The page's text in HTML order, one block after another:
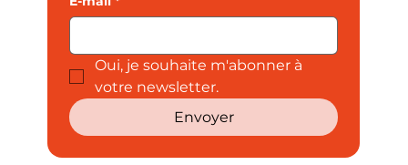
Oui, je souhaite m'abonner à
votre newsletter.
Envoyer